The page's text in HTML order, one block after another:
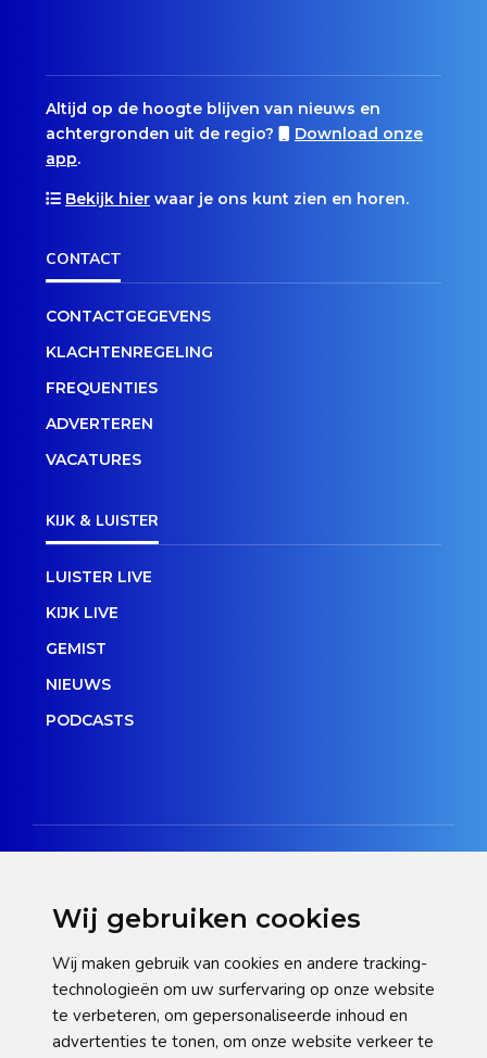
Wij gebruiken cookies
Wij maken gebruik van cookies en andere tracking-
technologieën om uw surfervaring op onze website
te verbeteren, om gepersonaliseerde inhoud en
advertenties te tonen, om onze website verkeer te
Altijd op de hoogte blijven van nieuws en
achtergronden uit de regio?
Download onze
app.
Bekijk hier waar je ons kunt zien en horen.
CONTACT
CONTACTGEGEVENS
KLACHTENREGELING
FREQUENTIES
ADVERTEREN
VACATURES
KIJK & LUISTER
LUISTER LIVE
KIJK LIVE
GEMIST
NIEUWS
PODCASTS
Privacy verklaring
Cookie statement